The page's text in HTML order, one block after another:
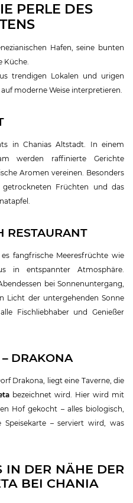
PERLE DES
Hafen, seine bunten
Küche.
trendigen Lokalen und urigen
moderne Weise interpretieren.
in Chanias Altstadt. In einem
werden raffinierte Gerichte
Aromen vereinen. Besonders
Früchten und das
RESTAURANT
fangfrische Meeresfrüchte wie
in entspannter Atmosphäre.
bei Sonnenuntergang,
Licht der untergehenden Sonne
Fischliebhaber und Genießer
DRAKONA
Drakona, liegt eine Taverne, die
bezeichnet wird. Hier wird mit
Hof gekocht – alles biologisch,
– serviert wird, was
IN DER NÄHE DER
BEI CHANIA